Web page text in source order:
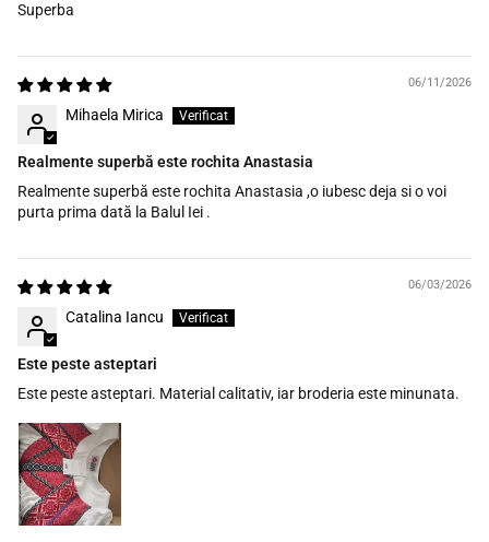
Superba
06/11/2026
Mihaela Mirica
Realmente superbă este rochita Anastasia
Realmente superbă este rochita Anastasia ,o iubesc deja si o voi
purta prima dată la Balul Iei .
06/03/2026
Catalina Iancu
Este peste asteptari
Este peste asteptari. Material calitativ, iar broderia este minunata.